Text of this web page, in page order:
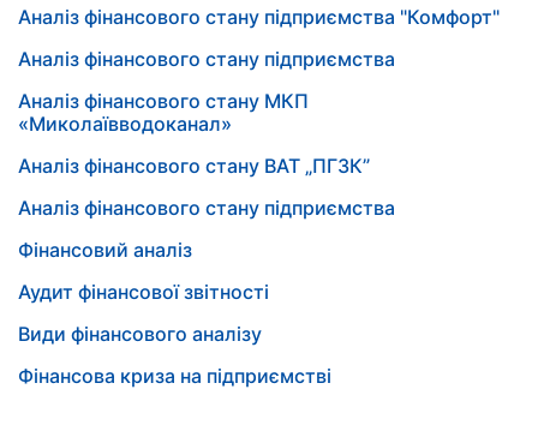
Аналіз фінансового стану підприємства "Комфорт"
Аналіз фінансового стану підприємства
Аналіз фінансового стану МКП
«Миколаївводоканал»
Аналіз фінансового стану ВАТ „ПГЗК”
Аналіз фінансового стану підприємства
Фінансовий аналіз
Аудит фінансової звітності
Види фінансового аналізу
Фінансова криза на підприємстві